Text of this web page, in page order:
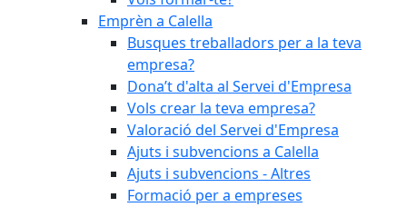
Emprèn a Calella
Busques treballadors per a la teva
empresa?
Dona’t d'alta al Servei d'Empresa
Vols crear la teva empresa?
Valoració del Servei d'Empresa
Ajuts i subvencions a Calella
Ajuts i subvencions - Altres
Formació per a empreses